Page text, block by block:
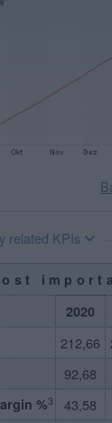
related KPIs
2020
212,66
92,68
%3 43,58